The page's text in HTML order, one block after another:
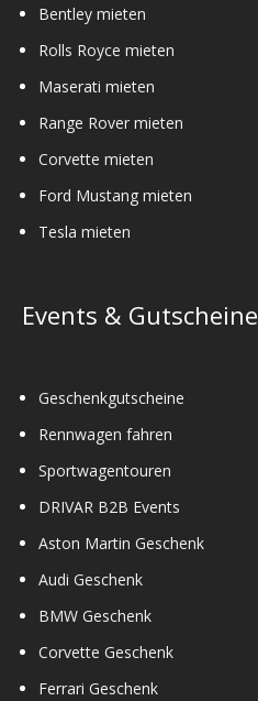
Bentley mieten
Rolls Royce mieten
Maserati mieten
Range Rover mieten
Corvette mieten
Ford Mustang mieten
Tesla mieten
Events & Gutscheine
Geschenkgutscheine
Rennwagen fahren
Sportwagentouren
DRIVAR B2B Events
Aston Martin Geschenk
Audi Geschenk
BMW Geschenk
Corvette Geschenk
Ferrari Geschenk